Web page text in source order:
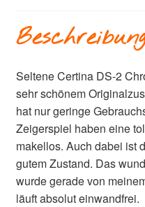
Seltene Certina DS-2
sehr schönem
hat nur geringe
Zeigerspiel haben eine
makellos. Auch dabei ist
gutem Zustand. Das
wurde gerade von
läuft absolut einwandfrei.